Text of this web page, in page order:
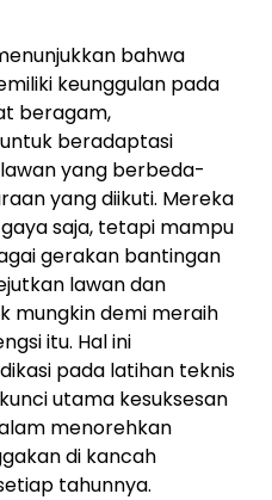
bahwa
keunggulan pada
beragam,
beradaptasi
yang berbeda-
yang diikuti. Mereka
saja, tetapi mampu
gerakan bantingan
lawan dan
mungkin demi meraih
itu. Hal ini
pada latihan teknis
utama kesuksesan
menorehkan
di kancah
tahunnya.